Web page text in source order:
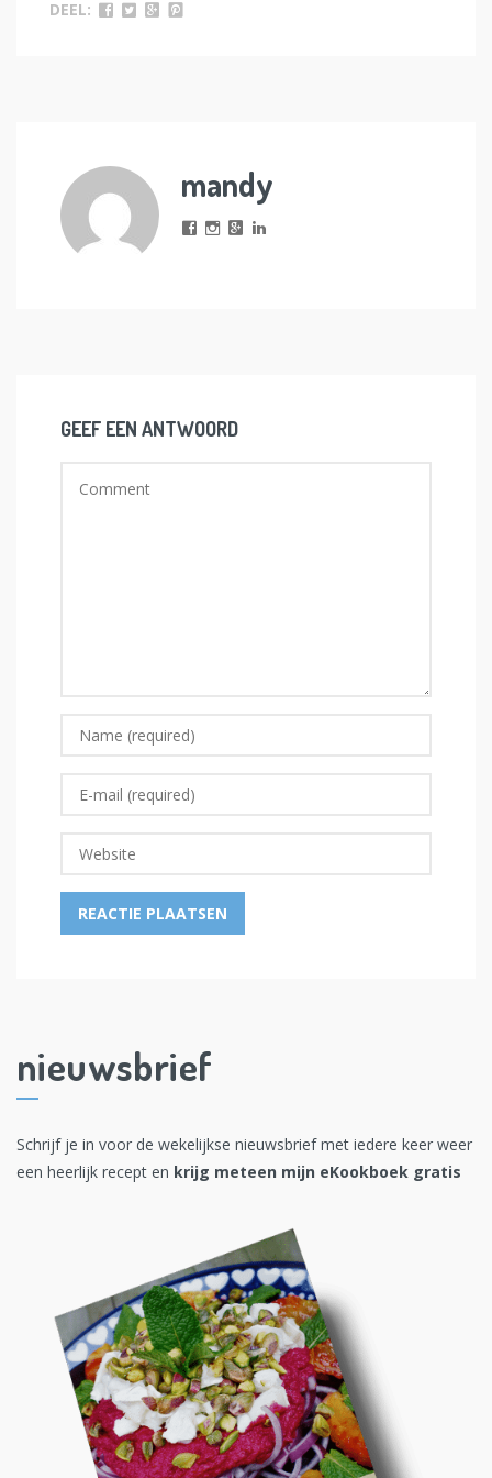
DEEL:
mandy
GEEF EEN ANTWOORD
nieuwsbrief
Schrijf je in voor de wekelijkse nieuwsbrief met iedere keer weer
een heerlijk recept en krijg meteen mijn eKookboek gratis